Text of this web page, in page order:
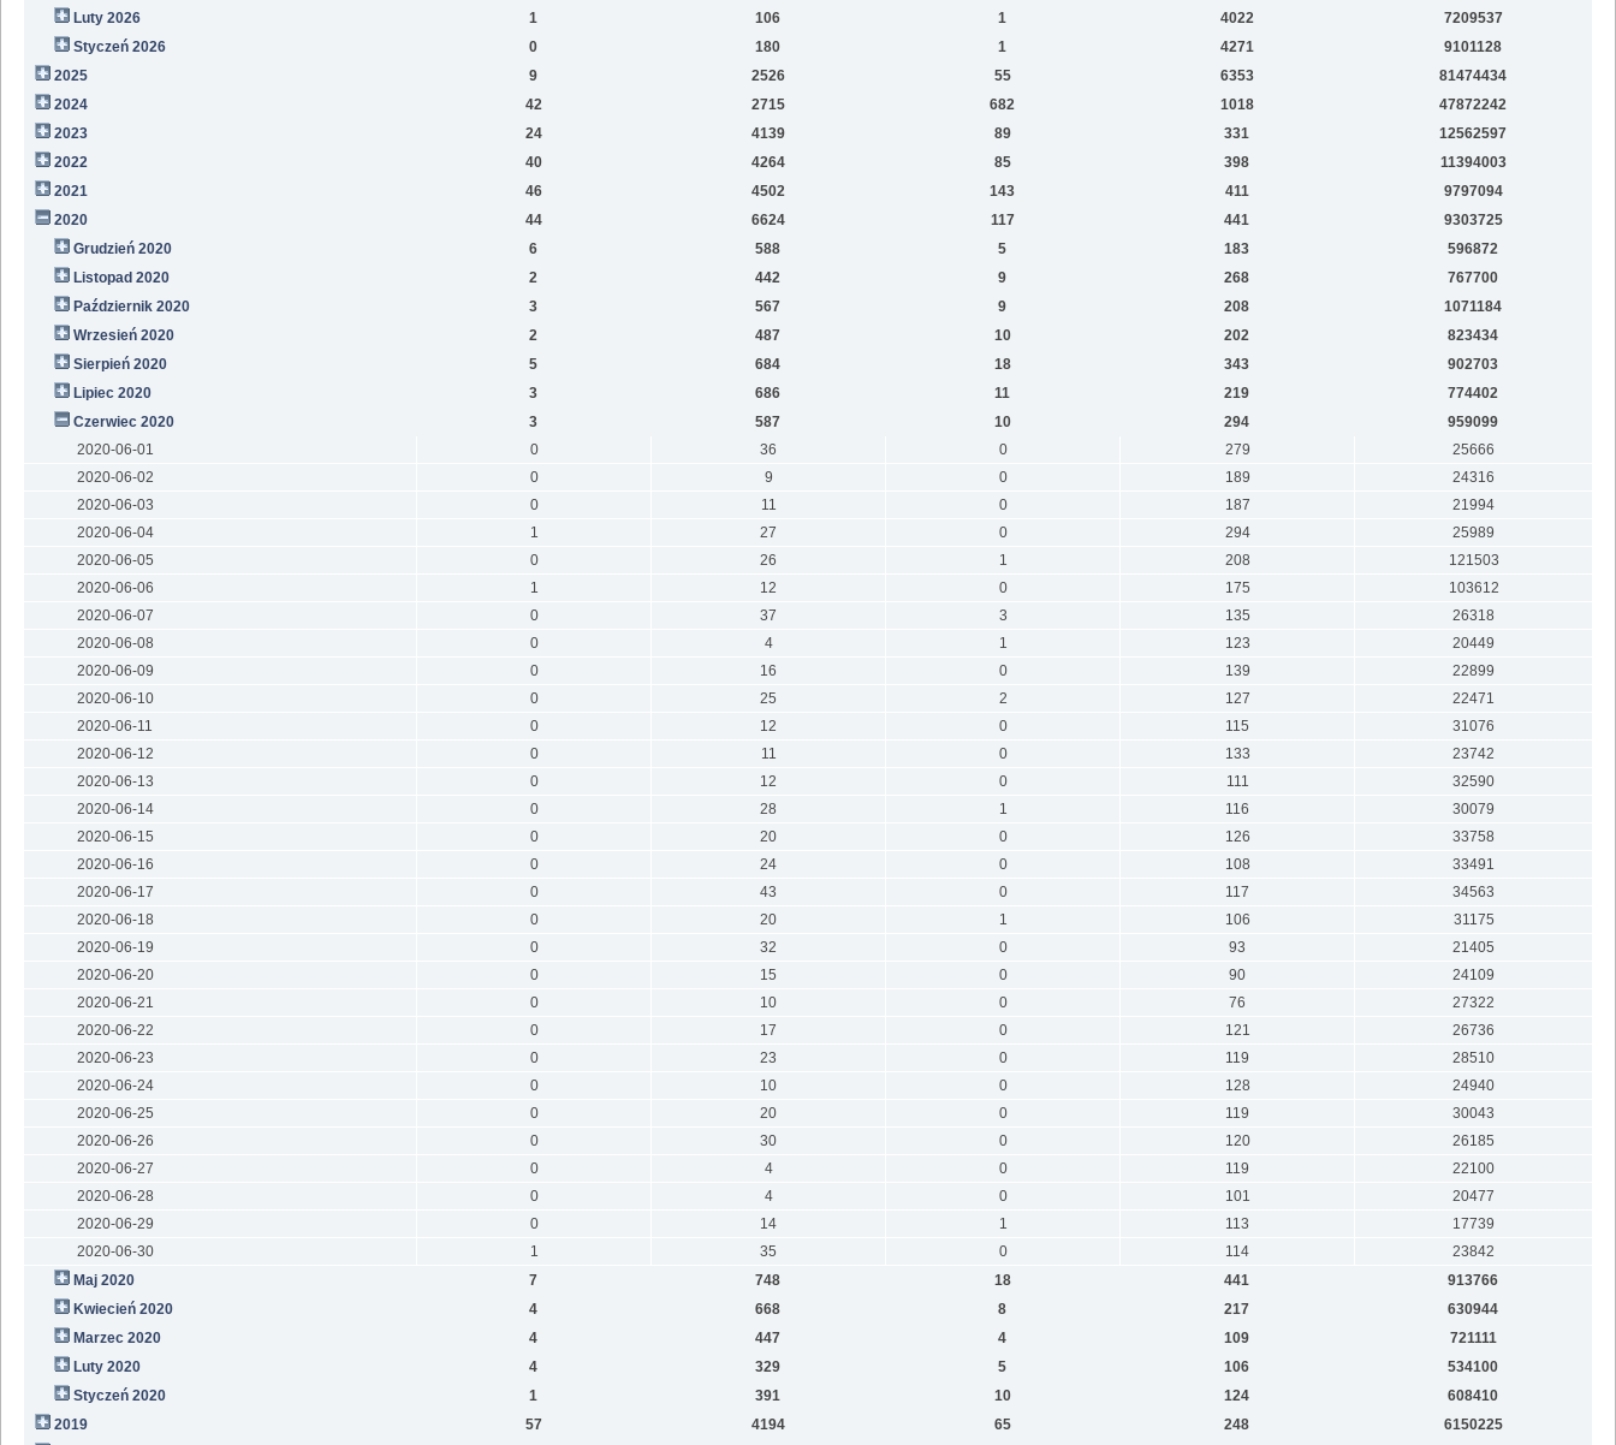
Luty 2026
1 106 1 4022
7209537
Styczeń 2026
0 180 1 4271
9101128
2025
9 2526 55 6353
81474434
2024
42 2715 682 1018
47872242
2023
24 4139 89 331
12562597
2022
40 4264 85 398
11394003
2021
46 4502 143 411
9797094
2020
44 6624 117 441
9303725
Grudzień 2020
6 588 5 183
596872
Listopad 2020
2 442 9 268
767700
Październik 2020
3 567 9 208
1071184
Wrzesień 2020
2 487 10 202
823434
Sierpień 2020
5 684 18 343
902703
Lipiec 2020
3 686 11 219
774402
Czerwiec 2020
3 587 10 294
959099
2020-06-01
0 36 0 279
25666
2020-06-02
0 9 0 189
24316
2020-06-03
0 11 0 187
21994
2020-06-04
1 27 0 294
25989
2020-06-05
0 26 1 208
121503
2020-06-06
1 12 0 175
103612
2020-06-07
0 37 3 135
26318
2020-06-08
0 4 1 123
20449
2020-06-09
0 16 0 139
22899
2020-06-10
0 25 2 127
22471
2020-06-11
0 12 0 115
31076
2020-06-12
0 11 0 133
23742
2020-06-13
0 12 0 111
32590
2020-06-14
0 28 1 116
30079
2020-06-15
0 20 0 126
33758
2020-06-16
0 24 0 108
33491
2020-06-17
0 43 0 117
34563
2020-06-18
0 20 1 106
31175
2020-06-19
0 32 0 93
21405
2020-06-20
0 15 0 90
24109
2020-06-21
0 10 0 76
27322
2020-06-22
0 17 0 121
26736
2020-06-23
0 23 0 119
28510
2020-06-24
0 10 0 128
24940
2020-06-25
0 20 0 119
30043
2020-06-26
0 30 0 120
26185
2020-06-27
0 4 0 119
22100
2020-06-28
0 4 0 101
20477
2020-06-29
0 14 1 113
17739
2020-06-30
1 35 0 114
23842
Maj 2020
7 748 18 441
913766
Kwiecień 2020
4 668 8 217
630944
Marzec 2020
4 447 4 109
721111
Luty 2020
4 329 5 106
534100
Styczeń 2020
1 391 10 124
608410
2019
57 4194 65 248 6150225